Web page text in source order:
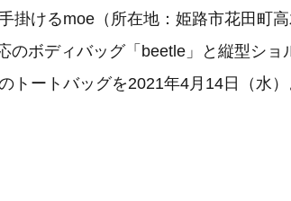
掛けるmoe（所在地：姫路市花田町
のボディバッグ「beetle」と縦型ショ
トートバッグを2021年4月14日（水